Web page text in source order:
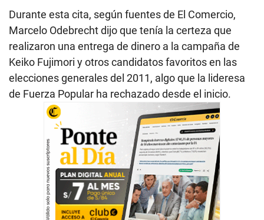
Durante esta cita, según fuentes de El Comercio,
Marcelo Odebrecht dijo que tenía la certeza que
realizaron una entrega de dinero a la campaña de
Keiko Fujimori y otros candidatos favoritos en las
elecciones generales del 2011, algo que la lideresa
de Fuerza Popular ha rechazado desde el inicio.